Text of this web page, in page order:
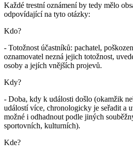
Každé trestní oznámení by tedy mělo
odpovídající na tyto otázky:
Kdo?
- Totožnost účastníků: pachatel,
oznamovatel nezná jejich totožnost,
osoby a jejích vnějších projevů.
Kdy?
- Doba, kdy k události došlo (okamžik
událostí více, chronologicky je seřadit a
možné i odhadnout podle jiných
sportovních, kulturních).
Kde?